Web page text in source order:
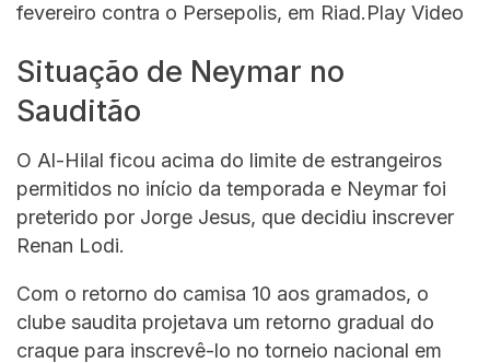
fevereiro contra o Persepolis, em Riad.Play Video
Situação de Neymar no
Sauditão
O Al-Hilal ficou acima do limite de estrangeiros
permitidos no início da temporada e Neymar foi
preterido por Jorge Jesus, que decidiu inscrever
Renan Lodi.
Com o retorno do camisa 10 aos gramados, o
clube saudita projetava um retorno gradual do
craque para inscrevê-lo no torneio nacional em